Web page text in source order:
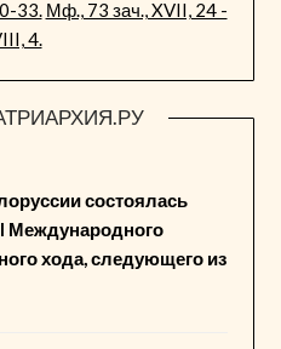
33. Мф., 73 зач., XVII, 24 -
4.
состоялась
Международного
хода, следующего из